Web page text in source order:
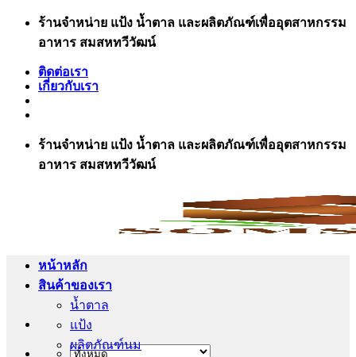
ข้าม
เนื้อหา
ร้านจำหน่าย แป้ง น้ำตาล และผลิตภัณฑ์เพื่ออุตสาหกรรม
อาหาร สมสหทวีวัฒน์
ติดต่อเรา
เกี่ยวกับเรา
ร้านจำหน่าย แป้ง น้ำตาล และผลิตภัณฑ์เพื่ออุตสาหกรรม
อาหาร สมสหทวีวัฒน์
หน้าหลัก
สินค้าของเรา
น้ำตาล
แป้ง
ผลิตภัณฑ์นม